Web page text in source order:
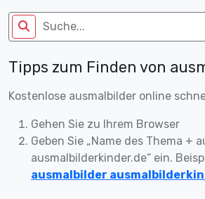
Tipps zum Finden von
Kostenlose ausmalbilder online
Gehen Sie zu Ihrem Browser
Geben Sie „Name des Thema +
ausmalbilderkinder.de“ ein.
ausmalbilder